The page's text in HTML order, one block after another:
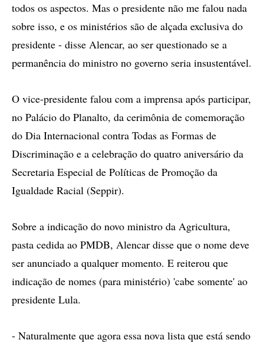
todos os aspectos. Mas o presidente não me falou nada
sobre isso, e os ministérios são de alçada exclusiva do
presidente - disse Alencar, ao ser questionado se a
permanência do ministro no governo seria insustentável.
O vice-presidente falou com a imprensa após participar,
no Palácio do Planalto, da cerimônia de comemoração
do Dia Internacional contra Todas as Formas de
Discriminação e a celebração do quatro aniversário da
Secretaria Especial de Políticas de Promoção da
Igualdade Racial (Seppir).
Sobre a indicação do novo ministro da Agricultura,
pasta cedida ao PMDB, Alencar disse que o nome deve
ser anunciado a qualquer momento. E reiterou que
indicação de nomes (para ministério) 'cabe somente' ao
presidente Lula.
- Naturalmente que agora essa nova lista que está sendo